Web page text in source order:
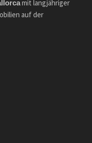
mit langjähriger
auf der